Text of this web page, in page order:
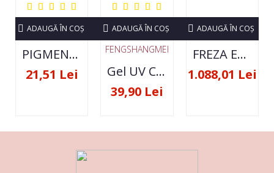
PIGMENT NEON SET 12 CULORI
21,51 Lei
ADAUGĂ ÎN COŞ
FENGSHANGMEI
Gel UV Constructie FSM 50ML - 07
39,90 Lei
ADAUGĂ ÎN COŞ
FREZA ELECTRICA STRONG 210 35000 RPM- ORIGINALA
1.088,01 Lei
ADAUGĂ ÎN COŞ